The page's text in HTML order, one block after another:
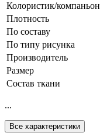
Колористик/компаньон
Плотность
По составу
По типу рисунка
Производитель
Размер
Состав ткани
...
Все характеристики